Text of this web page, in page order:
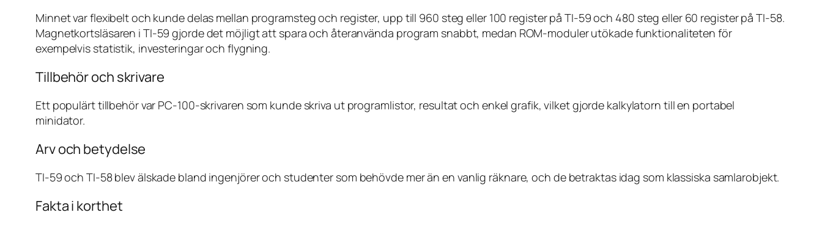
Minnet var flexibelt och kunde delas mellan programsteg och register, upp till 960 steg eller 100 register på TI-59 och 480 steg eller 60 register på TI-58.
Magnetkortsläsaren i TI-59 gjorde det möjligt att spara och återanvända program snabbt, medan ROM-moduler utökade funktionaliteten för
exempelvis statistik, investeringar och flygning.
Tillbehör och skrivare
Ett populärt tillbehör var PC-100-skrivaren som kunde skriva ut programlistor, resultat och enkel grafik, vilket gjorde kalkylatorn till en portabel
minidator.
Arv och betydelse
TI-59 och TI-58 blev älskade bland ingenjörer och studenter som behövde mer än en vanlig räknare, och de betraktas idag som klassiska samlarobjekt.
Fakta i korthet